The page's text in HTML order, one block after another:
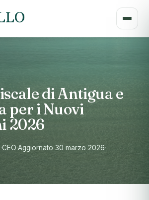
di Antigua e
per i Nuovi
2026
·CEO·Aggiornato 30 marzo 2026·